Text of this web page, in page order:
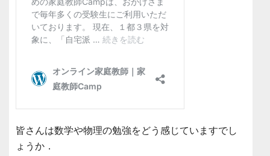
皆さんは数学や物理の勉強をどう感じていますでし
ょうか．